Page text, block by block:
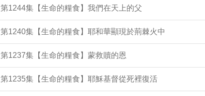
第1244集【生命的糧食】我們在天上的父
第1240集【生命的糧食】耶和華顯現於荊棘火中
第1237集【生命的糧食】蒙救贖的恩
第1235集【生命的糧食】耶穌基督從死裡復活